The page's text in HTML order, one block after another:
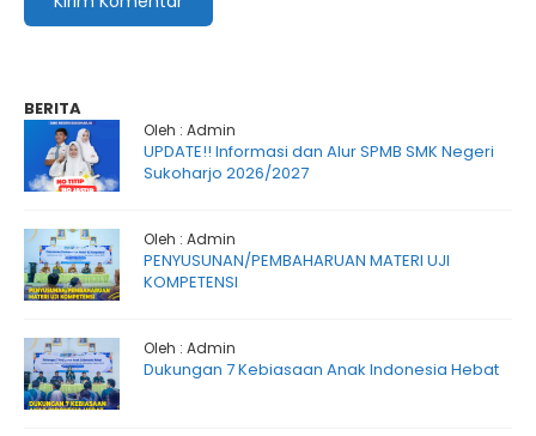
BERITA
Oleh : Admin
UPDATE!! Informasi dan Alur SPMB SMK Negeri
Sukoharjo 2026/2027
Oleh : Admin
PENYUSUNAN/PEMBAHARUAN MATERI UJI
KOMPETENSI
Oleh : Admin
Dukungan 7 Kebiasaan Anak Indonesia Hebat